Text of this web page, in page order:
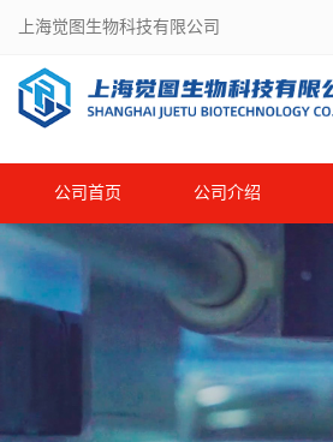
上海觉图生物科技有限公司
公司首页 公司介绍